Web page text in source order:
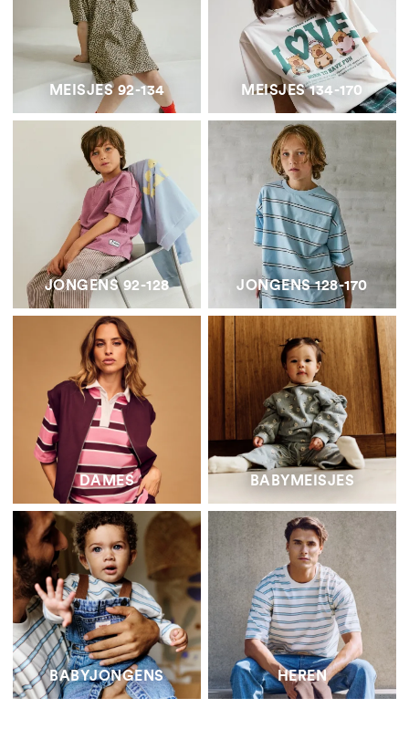
MEISJES 92-134 MEISJES 134-170
JONGENS 92-128 JONGENS 128-170
DAMES BABYMEISJES
BABYJONGENS HEREN